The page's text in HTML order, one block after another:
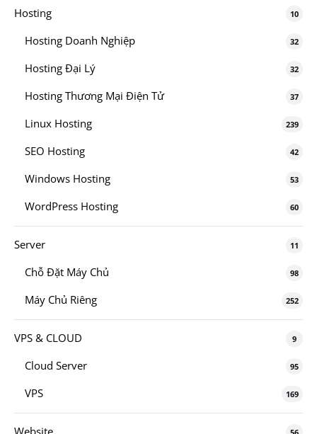
Hosting 10
Hosting Doanh Nghiệp 32
Hosting Đại Lý 32
Hosting Thương Mại Điện Tử 37
Linux Hosting 239
SEO Hosting 42
Windows Hosting 53
WordPress Hosting 60
Server 11
Chỗ Đặt Máy Chủ 98
Máy Chủ Riêng 252
VPS & CLOUD 9
Cloud Server 95
VPS 169
Website